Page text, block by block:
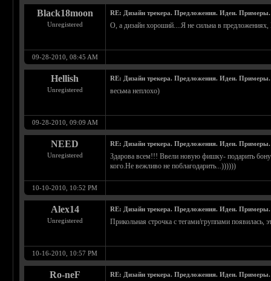
Black18moon
Unregistered
RE: Дизайн трекера. Предложения. Идеи. Примеры.
О, а дизайн хороший....Я не сильна в
09-28-2010, 08:45 AM
Hellish
Unregistered
RE: Дизайн трекера. Предложения. Идеи. Примеры.
весьма неплохо)
09-28-2010, 09:09 AM
NEED
Unregistered
RE: Дизайн трекера. Предложения. Идеи. Примеры.
Здарова всем!!! Ввели новую фишку- подарить
кого.Не вежливо не поблагодарить...))))))
10-10-2010, 10:52 PM
Alex14
Unregistered
RE: Дизайн трекера. Предложения. Идеи. Примеры.
Прикольная строчка с тегами/группами появилась,
10-16-2010, 10:57 PM
Ro-neF RE: Дизайн трекера. Предложения. Идеи. Примеры.